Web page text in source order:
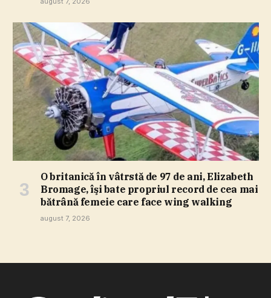
O britanică în vâtrstă de 97 de ani, Elizabeth
Bromage, îşi bate propriul record de cea mai
bătrână femeie care face wing walking
august 7, 2026